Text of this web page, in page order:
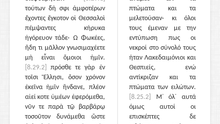
τούτων δή σφι ἀμφοτέρων
ἔχοντες ἔγκοτον οἱ Θεσσαλοὶ
πέμψαντες κήρυκα
ἠγόρευον τάδε· Ὦ Φωκέες,
ἤδη τι μᾶλλον γνωσιμαχέετε
μὴ εἶναι ὅμοιοι ἡμῖν.
[8.29.2]
πρόσθε τε γὰρ ἐν
τοῖσι Ἕλλησι, ὅσον χρόνον
ἐκεῖνα ἡμῖν ἥνδανε, πλέον
αἰεί κοτε ὑμέων ἐφερόμεθα,
νῦν τε παρὰ τῷ βαρβάρῳ
τοσοῦτον δυνάμεθα ὥστε
πτώματα και τα
μελετούσαν· κι όλοι
τους έμεναν με την
εντύπωση πως οι
νεκροί στο σύνολό τους
ήταν Λακεδαιμόνιοι και
Θεσπιείς, ενώ
αντίκριζαν και τα
πτώματα των ειλώτων.
[8.25.2]
Μ᾽ όλ᾽ αυτά
όμως αυτοί οι
επισκέπτες δε